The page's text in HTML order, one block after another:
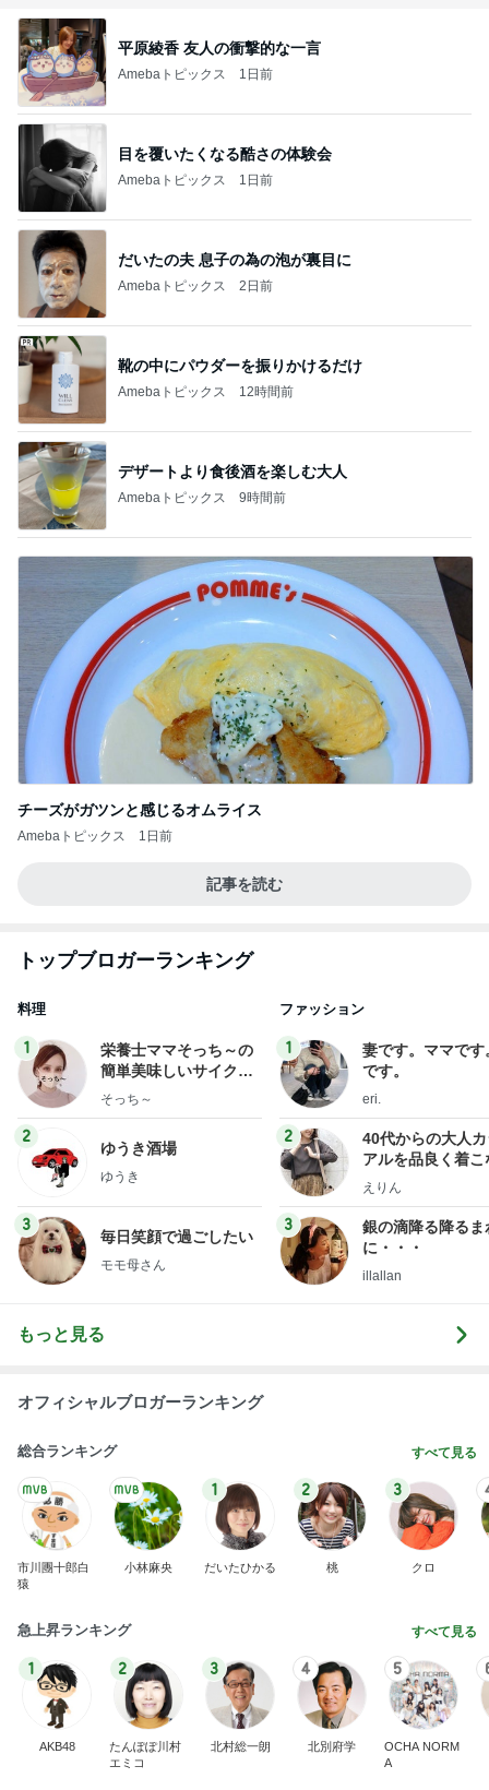
平原綾香 友人の衝撃的な一言
Amebaトピックス 1日前
目を覆いたくなる酷さの体験会
Amebaトピックス 1日前
だいたの夫 息子の為の泡が裏目に
Amebaトピックス 2日前
靴の中にパウダーを振りかけるだけ
Amebaトピックス 12時間前
デザートより食後酒を楽しむ大人
Amebaトピックス 9時間前
チーズがガツンと感じるオムライス
Amebaトピックス 1日前
記事を読む
トップブロガーランキング
料理
1
栄養士ママそっち～の
簡単美味しいサイクル
献立
そっち～
2
ゆうき酒場
ゆうき
3
毎日笑顔で過ごしたい
モモ母さん
ファッション
1
妻です。ママです
です。
eri.
2
40代からの大人
アルを品良く着こ
ファッションブロ
えりん
3
銀の滴降る降るま
に・・・
illallan
もっと見る
オフィシャルブロガーランキング
総合ランキング すべて見る
市川團十郎白
猿
小林麻央
1
だいたひかる
2
桃
3
クロ
急上昇ランキング すべて見る
1
AKB48
2
たんぽぽ川村
エミコ
3
北村総一朗
4
北別府学
5
OCHA NORM
A